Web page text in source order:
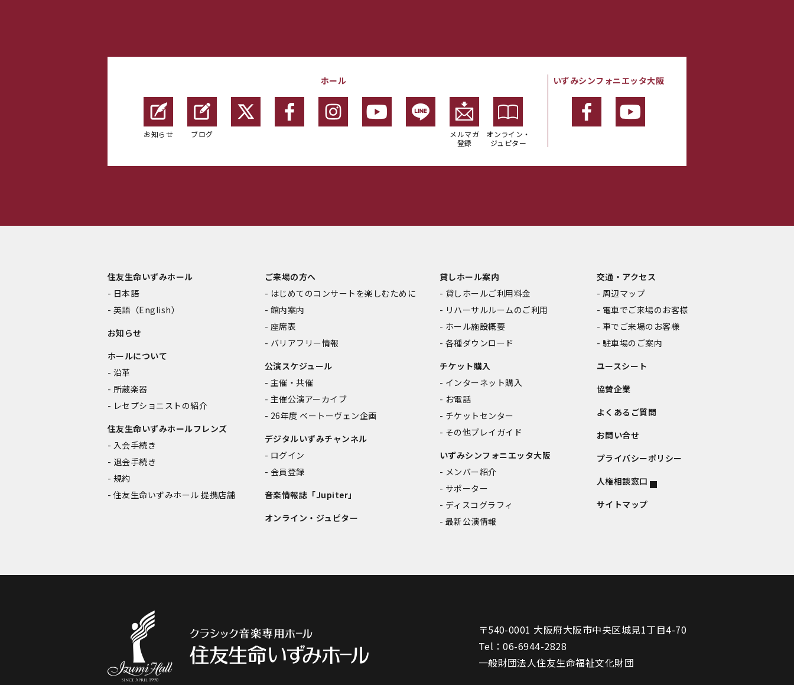
ホール
お知らせ ブログ
メルマガ
登録
オンライン・
ジュピター
いずみシンフォニエッタ大阪
住友生命いずみホール
日本語
英語（English）
お知らせ
ホールについて
沿革
所蔵楽器
レセプショニストの紹介
住友生命いずみホールフレンズ
入会手続き
退会手続き
規約
住友生命いずみホール 提携店舗
ご来場の方へ
はじめてのコンサートを楽しむために
館内案内
座席表
バリアフリー情報
公演スケジュール
主催・共催
主催公演アーカイブ
26年度 ベートーヴェン企画
デジタルいずみチャンネル
ログイン
会員登録
音楽情報誌「Jupiter」
オンライン・ジュピター
貸しホール案内
貸しホールご利用料金
リハーサルルームのご利用
ホール施設概要
各種ダウンロード
チケット購入
インターネット購入
お電話
チケットセンター
その他プレイガイド
いずみシンフォニエッタ大阪
メンバー紹介
サポーター
ディスコグラフィ
最新公演情報
交通・アクセス
周辺マップ
電車でご来場のお客様
車でご来場のお客様
駐車場のご案内
ユースシート
協賛企業
よくあるご質問
お問い合せ
プライバシーポリシー
人権相談窓口
サイトマップ
〒540-0001 大阪府大阪市中央区城見1丁目4-70
Tel：06-6944-2828
一般財団法人住友生命福祉文化財団